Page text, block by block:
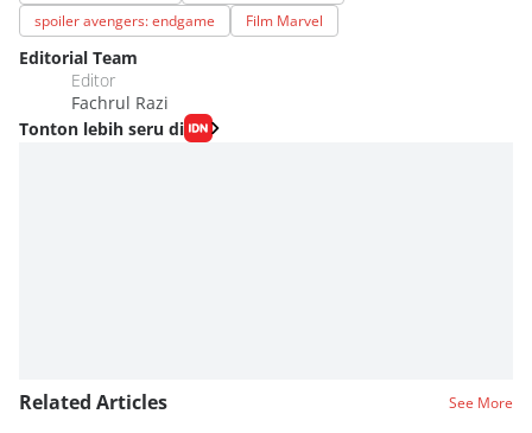
spoiler avengers: endgame
Film Marvel
Editorial Team
Editor
Fachrul Razi
Tonton lebih seru di
Related Articles See More